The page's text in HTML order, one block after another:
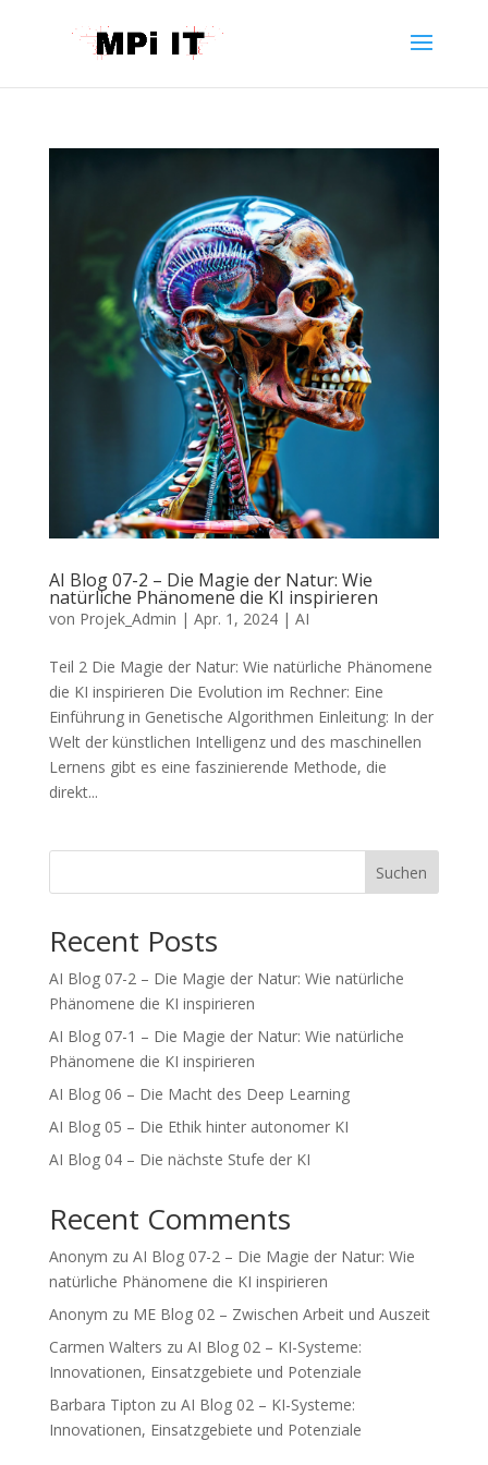
AI Blog 07-2 – Die Magie der Natur: Wie
natürliche Phänomene die KI inspirieren
von Projek_Admin | Apr. 1, 2024| AI
Teil 2 Die Magie der Natur: Wie natürliche Phänomene
die KI inspirieren Die Evolution im Rechner: Eine
Einführung in Genetische Algorithmen Einleitung: In der
Welt der künstlichen Intelligenz und des maschinellen
Lernens gibt es eine faszinierende Methode, die
direkt...
Suchen
Recent Posts
AI Blog 07-2 – Die Magie der Natur: Wie natürliche
Phänomene die KI inspirieren
AI Blog 07-1 – Die Magie der Natur: Wie natürliche
Phänomene die KI inspirieren
AI Blog 06 – Die Macht des Deep Learning
AI Blog 05 – Die Ethik hinter autonomer KI
AI Blog 04 – Die nächste Stufe der KI
Recent Comments
Anonym zu AI Blog 07-2 – Die Magie der Natur: Wie
natürliche Phänomene die KI inspirieren
Anonym zu ME Blog 02 – Zwischen Arbeit und Auszeit
Carmen Walters zu AI Blog 02 – KI-Systeme:
Innovationen, Einsatzgebiete und Potenziale
Barbara Tipton zu AI Blog 02 – KI-Systeme:
Innovationen, Einsatzgebiete und Potenziale